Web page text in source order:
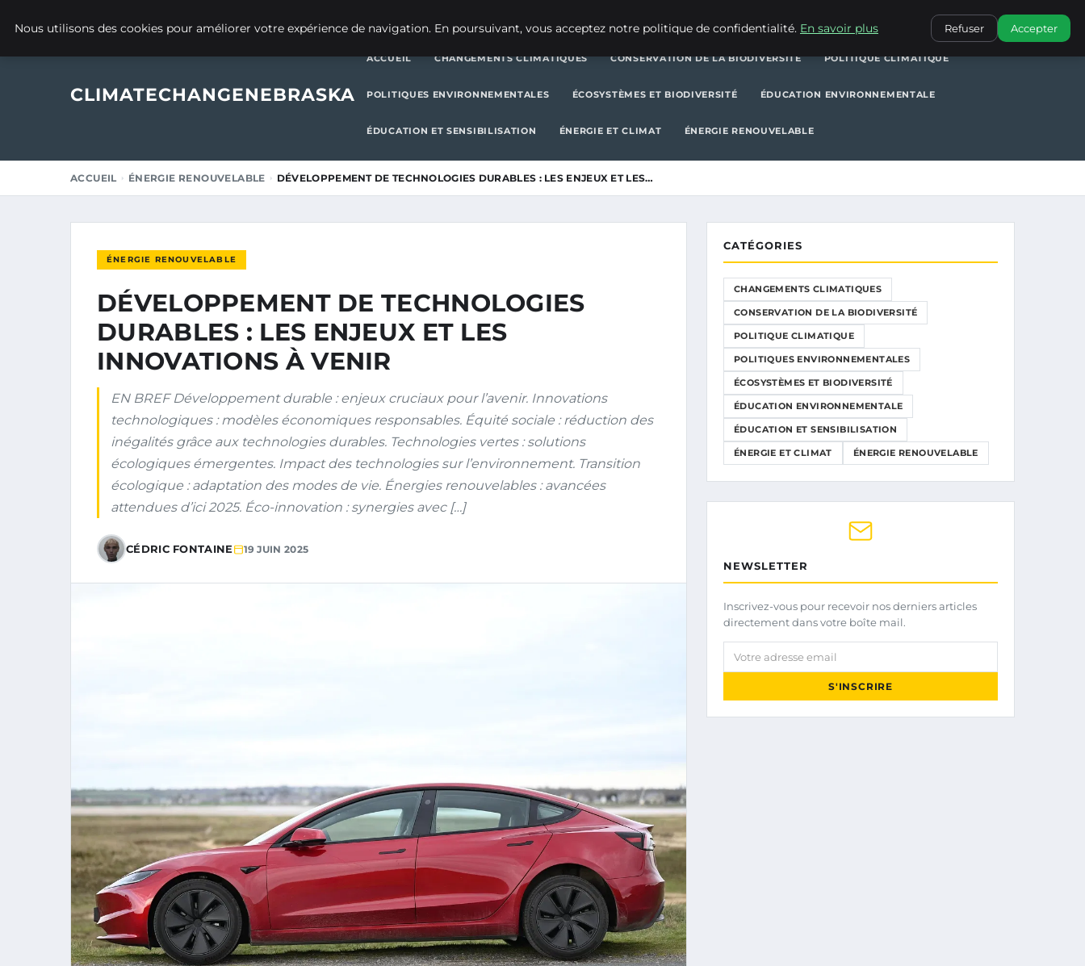
POLITIQUES ENVIRONNEMENTALES
CLIMATECHANGENEBRASKA
ACCUEIL CHANGEMENTS CLIMATIQUES CONSERVATION DE LA BIODIVERSITÉ POLITIQUE CLIMATIQUE
POLITIQUES ENVIRONNEMENTALES ÉCOSYSTÈMES ET BIODIVERSITÉ ÉDUCATION ENVIRONNEMENTALE
ÉDUCATION ET SENSIBILISATION ÉNERGIE ET CLIMAT ÉNERGIE RENOUVELABLE
ACCUEIL ÉNERGIE RENOUVELABLE DÉVELOPPEMENT DE TECHNOLOGIES DURABLES : LES ENJEUX ET LES…
ÉNERGIE RENOUVELABLE
DÉVELOPPEMENT DE TECHNOLOGIES
DURABLES : LES ENJEUX ET LES
INNOVATIONS À VENIR
EN BREF Développement durable : enjeux cruciaux pour l’avenir. Innovations
technologiques : modèles économiques responsables. Équité sociale : réduction des
inégalités grâce aux technologies durables. Technologies vertes : solutions
écologiques émergentes. Impact des technologies sur l’environnement. Transition
écologique : adaptation des modes de vie. Énergies renouvelables : avancées
attendues d’ici 2025. Éco-innovation : synergies avec […]
CÉDRIC FONTAINE 19 JUIN 2025
CATÉGORIES
CHANGEMENTS CLIMATIQUES
CONSERVATION DE LA BIODIVERSITÉ
POLITIQUE CLIMATIQUE
POLITIQUES ENVIRONNEMENTALES
ÉCOSYSTÈMES ET BIODIVERSITÉ
ÉDUCATION ENVIRONNEMENTALE
ÉDUCATION ET SENSIBILISATION
ÉNERGIE ET CLIMAT ÉNERGIE RENOUVELABLE
NEWSLETTER
Inscrivez-vous pour recevoir nos derniers articles
directement dans votre boîte mail.
Votre adresse email
S'INSCRIRE
Nous utilisons des cookies pour améliorer votre expérience de navigation. En poursuivant, vous acceptez notre politique de confidentialité. En savoir plus Refuser Accepter